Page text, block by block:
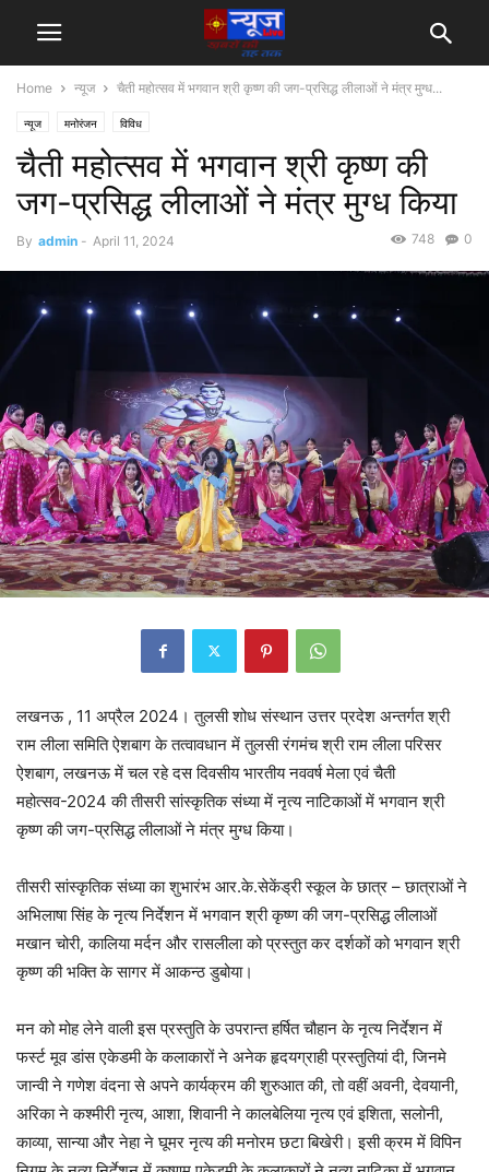
Home न्यूज चैती महोत्सव में भगवान श्री कृष्ण की जग-प्रसिद्ध लीलाओं ने मंत्र मुग्ध...
न्यूज मनोरंजन विविध
चैती महोत्सव में भगवान श्री कृष्ण की
जग-प्रसिद्ध लीलाओं ने मंत्र मुग्ध किया
By admin - April 11, 2024 0
748
लखनऊ , 11 अप्रैल 2024। तुलसी शोध संस्थान उत्तर प्रदेश अन्तर्गत श्री
राम लीला समिति ऐशबाग के तत्वावधान में तुलसी रंगमंच श्री राम लीला परिसर
ऐशबाग, लखनऊ में चल रहे दस दिवसीय भारतीय नववर्ष मेला एवं चैती
महोत्सव-2024 की तीसरी सांस्कृतिक संध्या में नृत्य नाटिकाओं में भगवान श्री
कृष्ण की जग-प्रसिद्ध लीलाओं ने मंत्र मुग्ध किया।
तीसरी सांस्कृतिक संध्या का शुभारंभ आर.के.सेकेंड्री स्कूल के छात्र – छात्राओं ने
अभिलाषा सिंह के नृत्य निर्देशन में भगवान श्री कृष्ण की जग-प्रसिद्ध लीलाओं
मखान चोरी, कालिया मर्दन और रासलीला को प्रस्तुत कर दर्शकों को भगवान श्री
कृष्ण की भक्ति के सागर में आकन्ठ डुबोया।
मन को मोह लेने वाली इस प्रस्तुति के उपरान्त हर्षित चौहान के नृत्य निर्देशन में
फर्स्ट मूव डांस एकेडमी के कलाकारों ने अनेक हृदयग्राही प्रस्तुतियां दी, जिनमे
जान्वी ने गणेश वंदना से अपने कार्यक्रम की शुरुआत की, तो वहीं अवनी, देवयानी,
अरिका ने कश्मीरी नृत्य, आशा, शिवानी ने कालबेलिया नृत्य एवं इशिता, सलोनी,
काव्या, सान्या और नेहा ने घूमर नृत्य की मनोरम छटा बिखेरी। इसी क्रम में विपिन